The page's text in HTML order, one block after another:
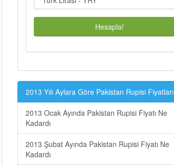
Hesapla!
2013 Yılı Aylara Göre Pakistan Rupisi Fiyatları
2013 Ocak Ayında Pakistan Rupisi Fiyatı Ne
Kadardı
2013 Şubat Ayında Pakistan Rupisi Fiyatı Ne
Kadardı